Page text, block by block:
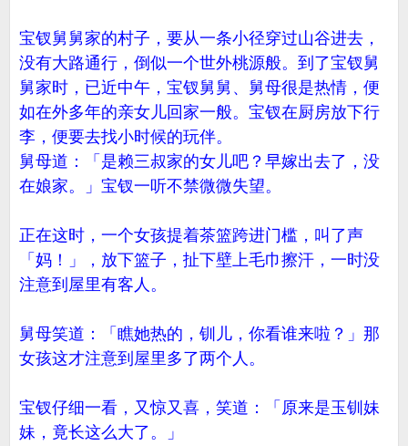
宝钗舅舅家的村子，要从一条小径穿过山谷进去，
没有大路通行，倒似一个世外桃源般。到了宝钗舅
舅家时，已近中午，宝钗舅舅、舅母很是热情，便
如在外多年的亲女儿回家一般。宝钗在厨房放下行
李，便要去找小时候的玩伴。
舅母道：「是赖三叔家的女儿吧？早嫁出去了，没
在娘家。」宝钗一听不禁微微失望。
正在这时，一个女孩提着茶篮跨进门槛，叫了声
「妈！」，放下篮子，扯下壁上毛巾擦汗，一时没
注意到屋里有客人。
舅母笑道：「瞧她热的，钏儿，你看谁来啦？」那
女孩这才注意到屋里多了两个人。
宝钗仔细一看，又惊又喜，笑道：「原来是玉钏妹
妹，竟长这么大了。」